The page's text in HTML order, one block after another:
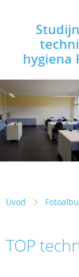
hygiena
Úvod
TOP